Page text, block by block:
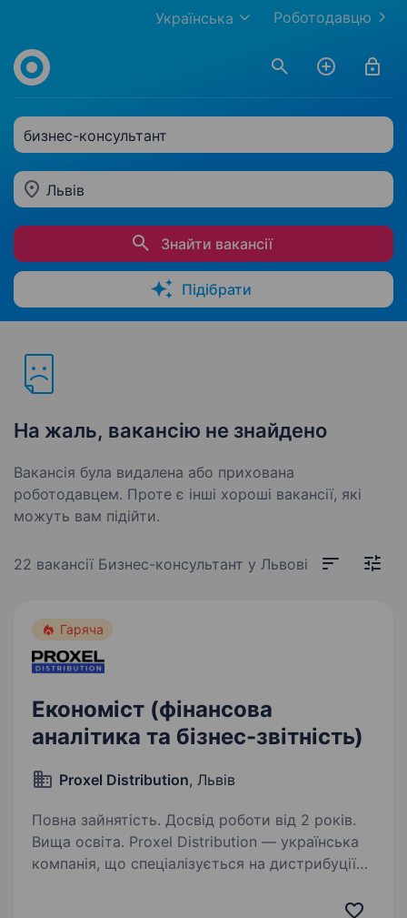
Роботодавцю
Українська
бизнес-консультант
Львів
Знайти вакансії
Підібрати
На жаль, вакансію не знайдено
Вакансія була видалена або прихована
роботодавцем. Проте є інші хороші вакансії, які
можуть вам підійти.
22 вакансії Бизнес-консультант у Львові
Гаряча
Економіст (фінансова
аналітика та бізнес-звітність)
Proxel Distribution, Львів
Повна зайнятість. Досвід роботи від 2 років.
Вища освіта. Proxel Distribution — українська
компанія, що спеціалізується на дистрибуції